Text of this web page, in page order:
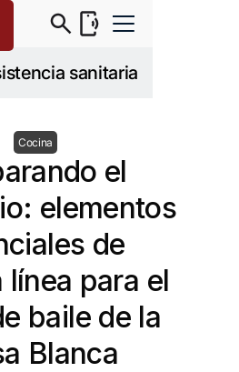
sanitaria
Cocina
el
elementos
de
línea para el
baile de la
Blanca